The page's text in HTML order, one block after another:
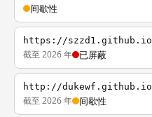
间歇性
https://szzd1.github.io
截至 2026 年 已屏蔽
http://dukewf.github.io
截至 2026 年 间歇性